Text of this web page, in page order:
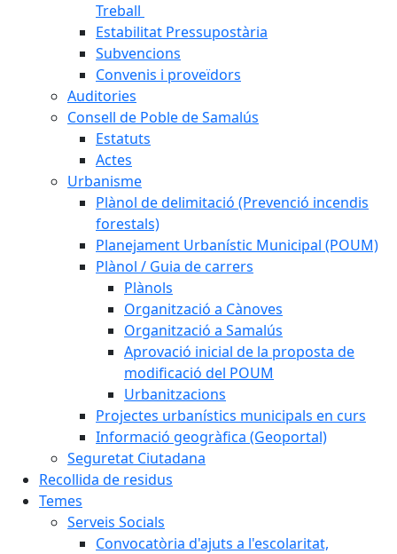
Treball
Estabilitat Pressupostària
Subvencions
Convenis i proveïdors
Auditories
Consell de Poble de Samalús
Estatuts
Actes
Urbanisme
Plànol de delimitació (Prevenció incendis
forestals)
Planejament Urbanístic Municipal (POUM)
Plànol / Guia de carrers
Plànols
Organització a Cànoves
Organització a Samalús
Aprovació inicial de la proposta de
modificació del POUM
Urbanitzacions
Projectes urbanístics municipals en curs
Informació geogràfica (Geoportal)
Seguretat Ciutadana
Recollida de residus
Temes
Serveis Socials
Convocatòria d'ajuts a l'escolaritat,